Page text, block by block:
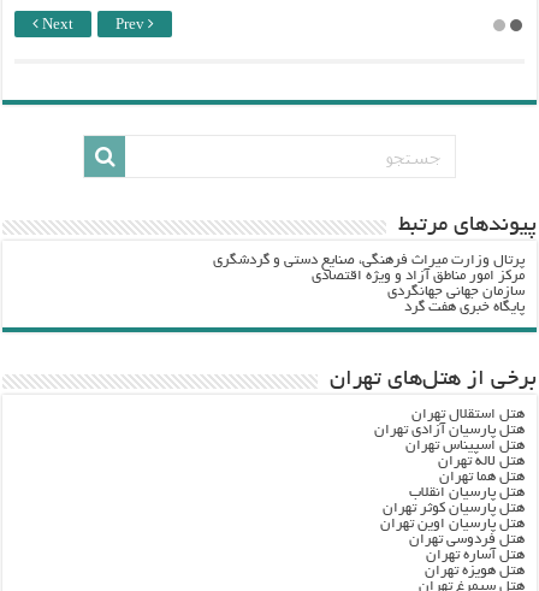
Next Prev
پيوندهاي مرتبط
پرتال وزارت ميراث فرهنگي، صنایع دستی و گردشگري
مرکز امور مناطق آزاد و ویژه اقتصادی
سازمان جهانی جهانگردی
پایگاه خبری هفت گرد
برخی از هتل‌های تهران
هتل استقلال تهران
هتل پارسیان آزادی تهران
هتل اسپیناس تهران
هتل لاله تهران
هتل هما تهران
هتل پارسیان انقلاب
هتل پارسیان کوثر تهران
هتل پارسیان اوین تهران
هتل فردوسی تهران
هتل آساره تهران
هتل هویزه تهران
هتل سیمرغ تهران